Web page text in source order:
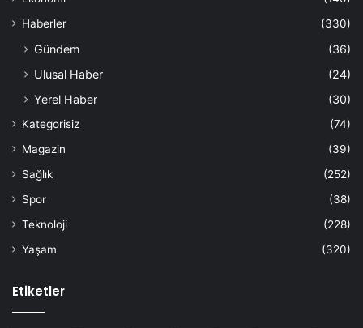
Haberler
(330)
Gündem
(36)
Ulusal Haber
(24)
Yerel Haber
(30)
Kategorisiz
(74)
Magazin
(39)
Sağlık
(252)
Spor
(38)
Teknoloji
(228)
Yaşam
(320)
Etiketler